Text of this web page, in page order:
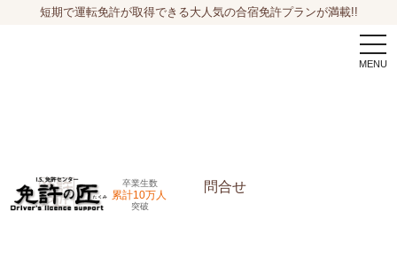
短期で運転免許が取得できる大人気の合宿免許プランが満載!!
卒業生数
累計10万人
突破
問合せ